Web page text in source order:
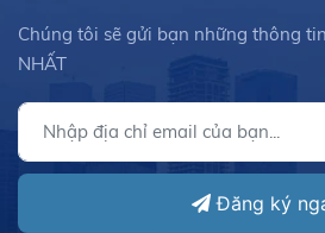
Chúng tôi sẽ gửi bạn những thông
NHẤT
Đăng ký